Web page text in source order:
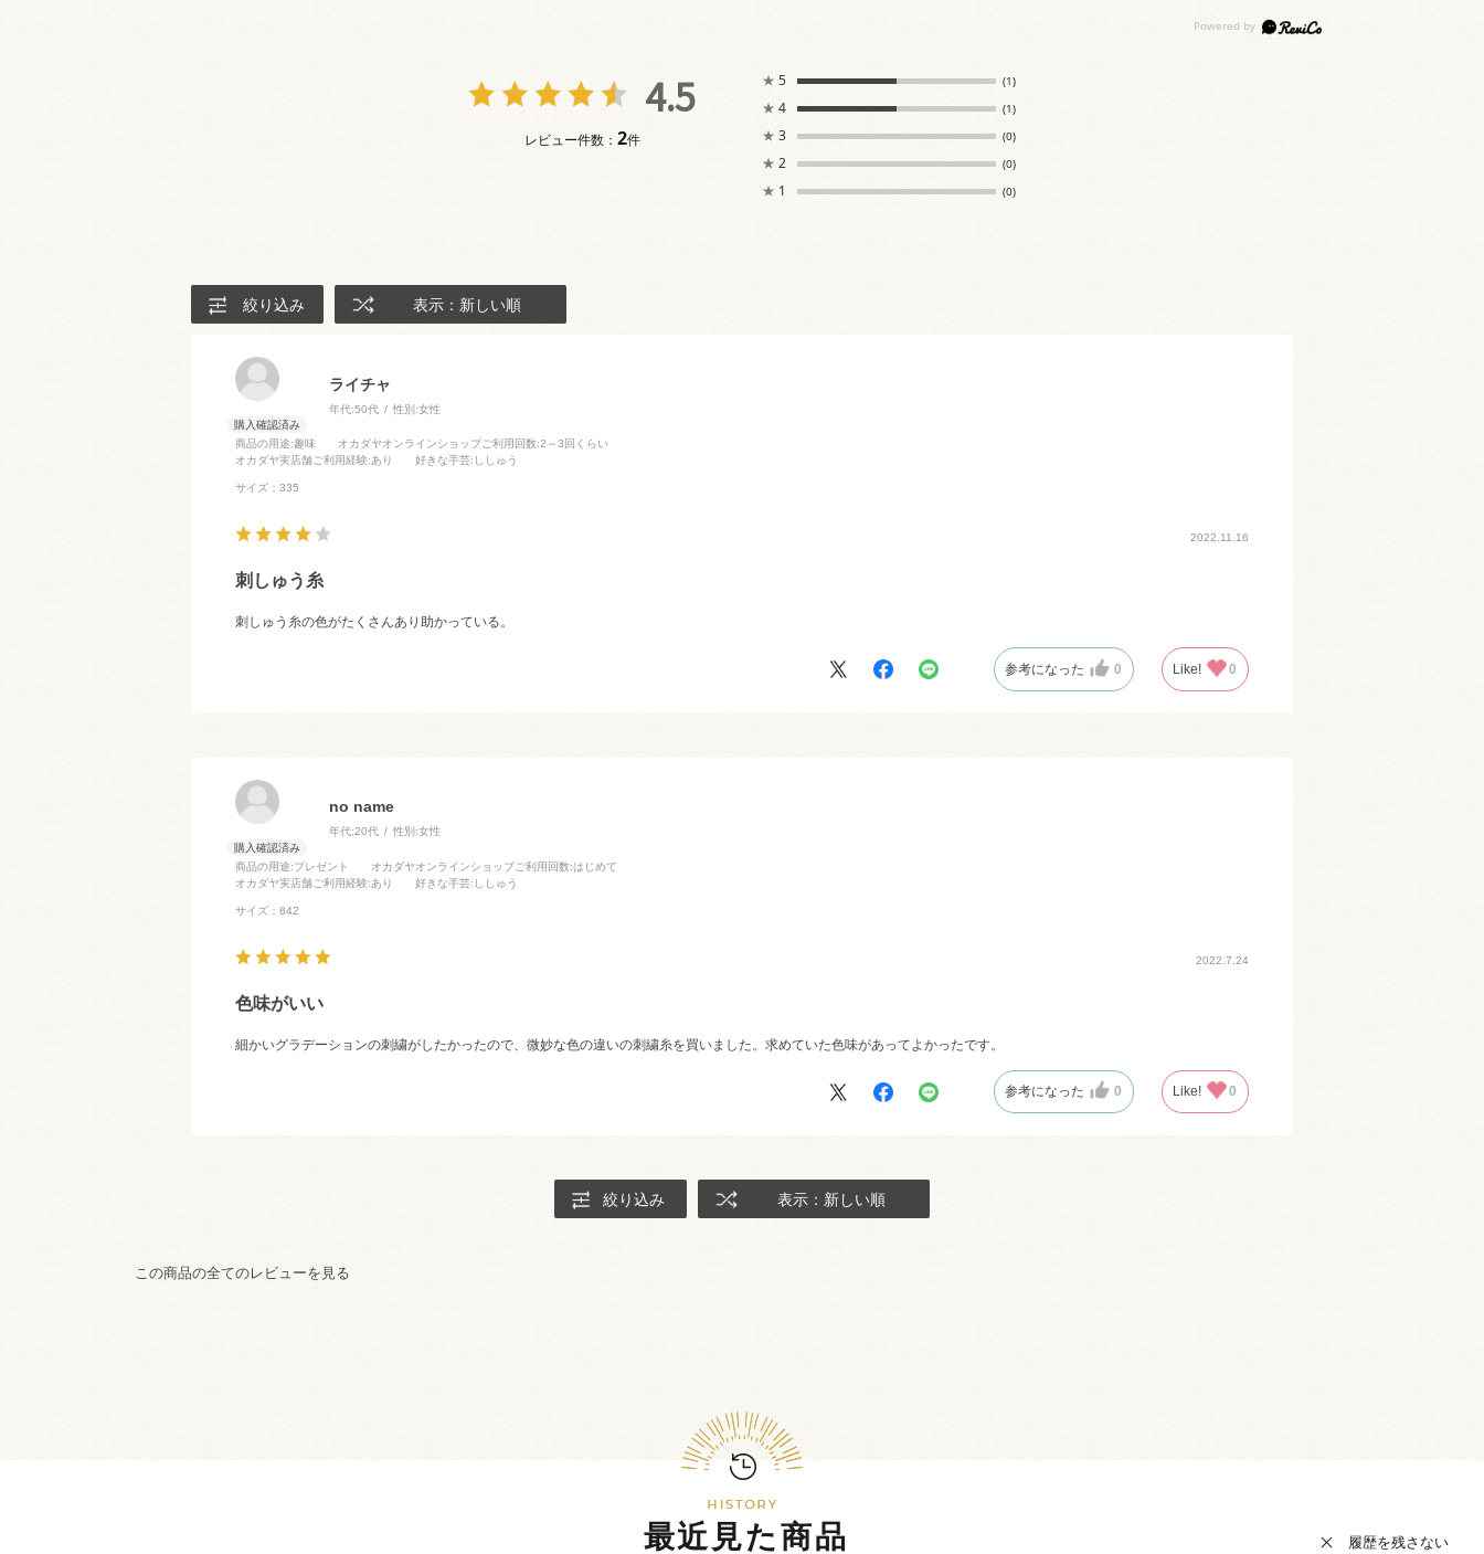
4.5
レビュー件数： 2件
★ 5 (1)
★ 4 (1)
★ 3 (0)
★ 2 (0)
★ 1 (0)
絞り込み 表示：新しい順
ライチャ
年代:50代 性別:女性
商品の用途:趣味 オカダヤオンラインショップご利用回数:2～3回くらい
オカダヤ実店舗ご利用経験:あり 好きな手芸:ししゅう
サイズ：335
2022.11.16
刺しゅう糸
刺しゅう糸の色がたくさんあり助かっている。
参考になった 0 Like! 0
no name
年代:20代 性別:女性
商品の用途:プレゼント オカダヤオンラインショップご利用回数:はじめて
オカダヤ実店舗ご利用経験:あり 好きな手芸:ししゅう
サイズ：842
2022.7.24
色味がいい
細かいグラデーションの刺繍がしたかったので、微妙な色の違いの刺繍糸を買いました。求めていた色味があってよかったです。
参考になった 0 Like! 0
絞り込み 表示：新しい順
この商品の全てのレビューを見る
最近見た商品 履歴を残さない